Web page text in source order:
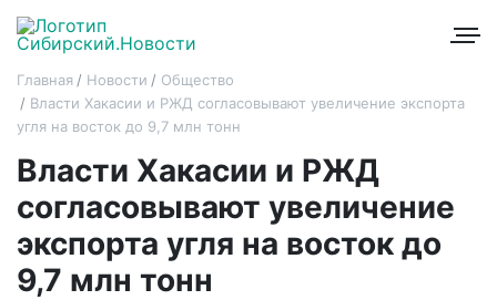
Главная Новости
Общество
Власти Хакасии и РЖД согласовывают увеличение экспорта
угля на восток до 9,7 млн тонн
Власти Хакасии и РЖД
согласовывают увеличение
экспорта угля на восток до
9,7 млн тонн